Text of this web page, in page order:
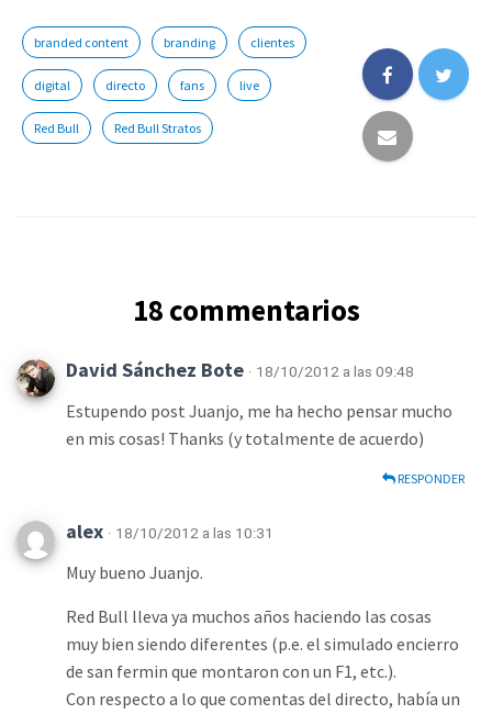
branded content branding clientes
digital directo fans live
Red Bull Red Bull Stratos
18 commentarios
David Sánchez Bote · 18/10/2012 a las 09:48
Estupendo post Juanjo, me ha hecho pensar mucho
en mis cosas! Thanks (y totalmente de acuerdo)
RESPONDER
alex · 18/10/2012 a las 10:31
Muy bueno Juanjo.
Red Bull lleva ya muchos años haciendo las cosas
muy bien siendo diferentes (p.e. el simulado encierro
de san fermin que montaron con un F1, etc.).
Con respecto a lo que comentas del directo, había un